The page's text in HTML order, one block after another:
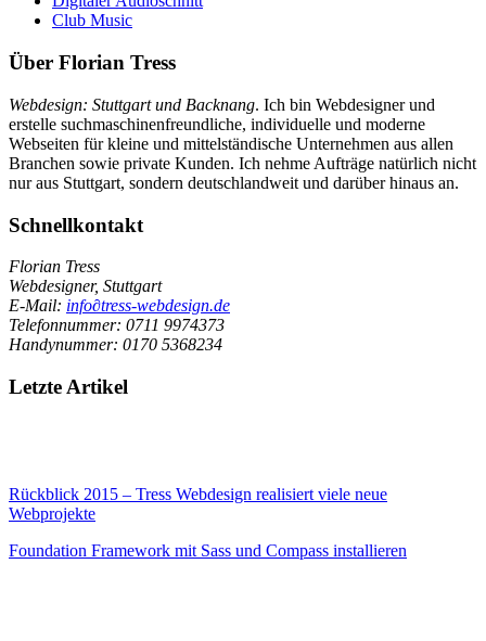
Club Music
Über Florian Tress
Webdesign: Stuttgartund Backnang. Ich bin Webdesigner und
erstelle suchmaschinenfreundliche, individuelle und moderne
Webseiten für kleine und mittelständische Unternehmen aus allen
Branchen sowie private Kunden. Ich nehme Aufträge natürlich nicht
nur aus Stuttgart, sondern deutschlandweit und darüber hinaus an.
Schnellkontakt
Florian Tress
Webdesigner, Stuttgart
E-Mail: info∂tress-webdesign.de
Telefonnummer: 0711 9974373
Handynummer: 0170 5368234
Letzte Artikel
Rückblick 2015 – Tress Webdesign realisiert viele neue
Webprojekte
Foundation Framework mit Sass und Compass installieren